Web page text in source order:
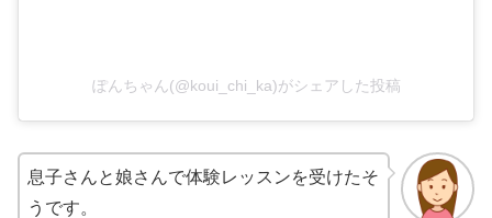
ぽんちゃん(@koui_chi_ka)がシェアした投稿
息子さんと娘さんで体験レッスンを受けたそ
うです。